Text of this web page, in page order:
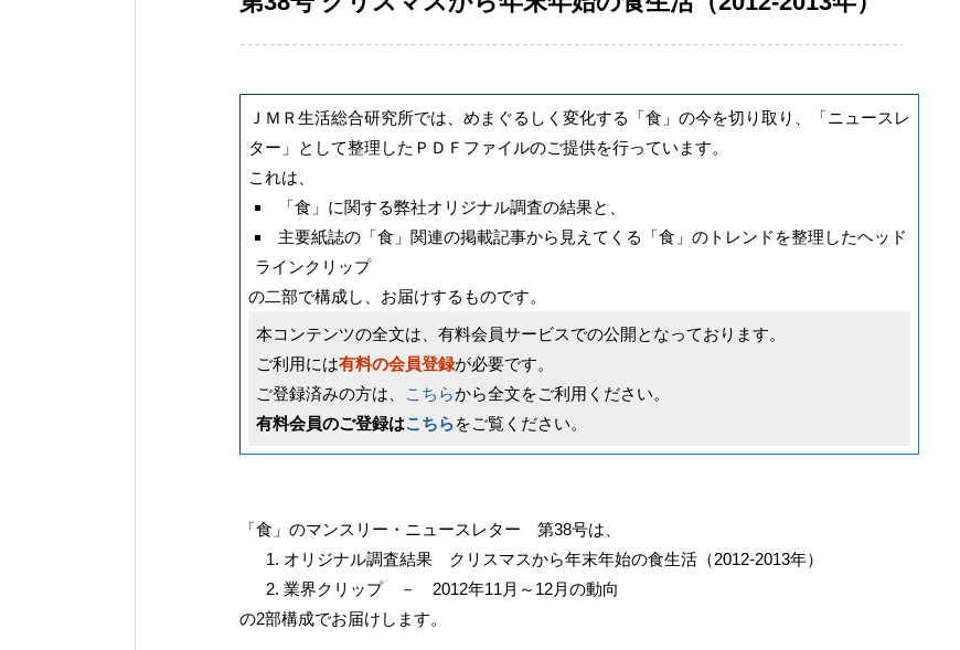
ＪＭＲ生活総合研究所では、めまぐるしく変化する「食」の今を切り取り、「ニュースレ
ター」として整理したＰＤＦファイルのご提供を行っています。
これは、
「食」に関する弊社オリジナル調査の結果と、
主要紙誌の「食」関連の掲載記事から見えてくる「食」のトレンドを整理したヘッド
ラインクリップ
の二部で構成し、お届けするものです。
本コンテンツの全文は、有料会員サービスでの公開となっております。
ご利用には有料の会員登録が必要です。
ご登録済みの方は、
こちらから全文をご利用ください。
有料会員のご登録はこちらをご覧ください。
「食」のマンスリー・ニュースレター 第38号は、
オリジナル調査結果 クリスマスから年末年始の食生活（2012-2013年）
業界クリップ － 2012年11月～12月の動向
の2部構成でお届けします。